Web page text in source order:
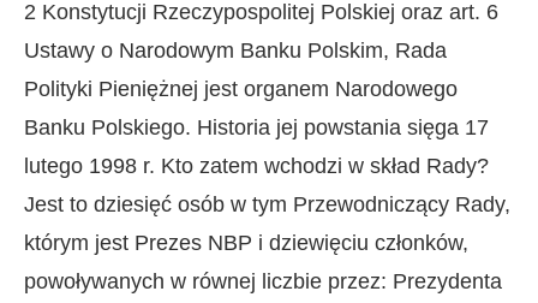
2 Konstytucji Rzeczypospolitej Polskiej oraz art. 6
Ustawy o Narodowym Banku Polskim, Rada
Polityki Pieniężnej jest organem Narodowego
Banku Polskiego. Historia jej powstania sięga 17
lutego 1998 r. Kto zatem wchodzi w skład Rady?
Jest to dziesięć osób w tym Przewodniczący Rady,
którym jest Prezes NBP i dziewięciu członków,
powoływanych w równej liczbie przez: Prezydenta